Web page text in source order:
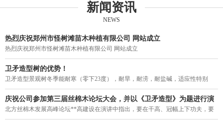
新闻资讯
NEWS
热烈庆祝郑州市怪树滩苗木种植有限公司 网站成立
热烈庆祝郑州市怪树滩苗木种植有限公司 网站成立
卫矛造型树的优势！
卫矛造型景观树冬季能耐寒（零下23度），耐旱，耐涝，耐盐碱，适应性特别
强。突破了四季常青造型不能过京津冀，东北，西北的局限，结束了我国寒冷地
区造型树冬季落叶的历史，填补了北方造型树一年四季无常青的空白。
庆祝公司参加第三届丝棉木论坛大会，并以《卫矛造型》为题进行演
讲。
北方丝棉木发展高峰论坛**高建设在演讲中指出，要在干高、冠幅上下功夫，要